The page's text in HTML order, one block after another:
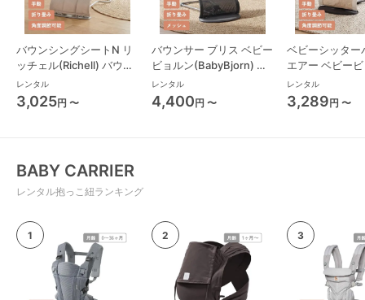
バウンシングシートN リ
ッチェル(Richell) バウン
サー・ベビーシッター
レンタル
3,025円 〜
バウンサー ブリス ベビー
ビョルン(BabyBjorn) バ
ウンサー・ベビーシッタ
ー
レンタル
4,400円 〜
ベビーシッター
エアー ベビー
(BabyBjorn) バ
ー・ベビーシッ
レンタル
3,289円 〜
BABY CARRIER
レンタル抱っこ紐ランキング